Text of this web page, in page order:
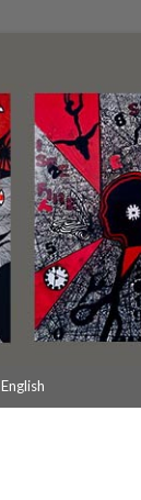
English